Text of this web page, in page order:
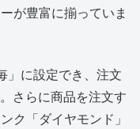
が豊富に揃っていま
」に設定でき、注文
さらに商品を注文す
ク「ダイヤモンド」